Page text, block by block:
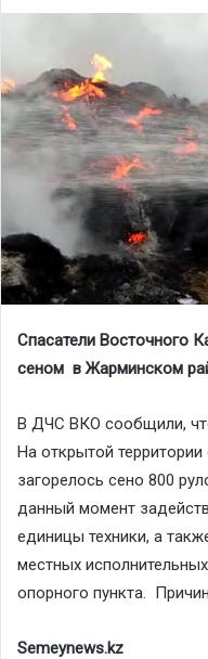
Спасатели Восточного
сеном в Жарминском
В ДЧС ВКО сообщили,
На открытой
загорелось сено 800
данный момент
единицы техники, а
местных
опорного пункта.
Semeynews.kz